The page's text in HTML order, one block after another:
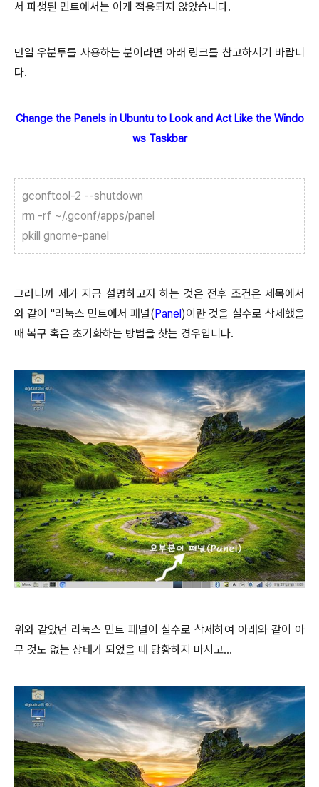
서 파생된 민트에서는 이게 적용되지 않았습니다.
만일 우분투를 사용하는 분이라면 아래 링크를 참고하시기 바랍니
다.
Change the Panels in Ubuntu to Look and Act Like the Windo
ws Taskbar
gconftool-2 --shutdown
rm -rf ~/.gconf/apps/panel
pkill gnome-panel
그러니까 제가 지금 설명하고자 하는 것은 전후 조건은 제목에서
와 같이 "리눅스 민트에서 패널( Panel )이란 것을 실수로 삭제했을
때 복구 혹은 초기화하는 방법을 찾는 경우입니다.
위와 같았던 리눅스 민트 패널이 실수로 삭제하여 아래와 같이 아
무 것도 없는 상태가 되었을 때 당황하지 마시고...